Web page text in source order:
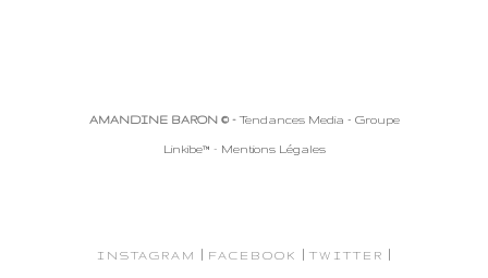
AMANDINE BARON © -Tendances Media - Groupe
Linkibe™ - Mentions Légales
INSTAGRAM | FACEBOOK | TWITTER |